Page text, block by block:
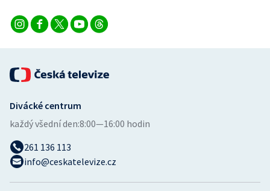
Ostatní
Divácké centrum
každý všední den:8:00—16:00 hodin
261 136 113
info@ceskatelevize.cz